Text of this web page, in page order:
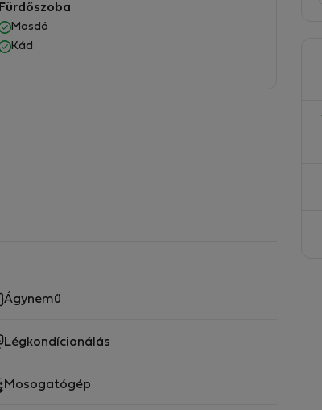
Fürdőszoba
Mosdó
Kád
Ágynemű
Légkondícionálás
Mosogatógép